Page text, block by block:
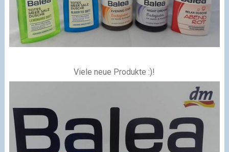
Viele neue Produkte :)!